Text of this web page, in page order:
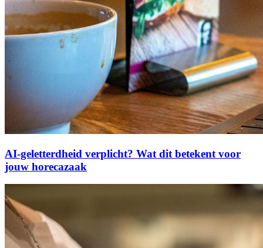
AI-geletterdheid verplicht? Wat dit betekent voor
jouw horecazaak